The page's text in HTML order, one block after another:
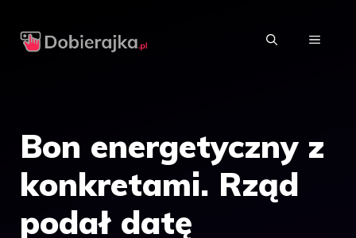
MENU
Bon energetyczny z
konkretami. Rząd
podał datę